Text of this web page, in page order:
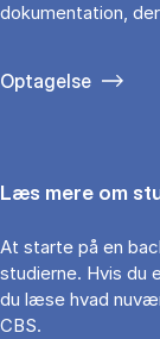
dokumentation,
Optagelse
Læs mere om
At starte på en
studierne. Hvis du
du læse hvad
CBS.